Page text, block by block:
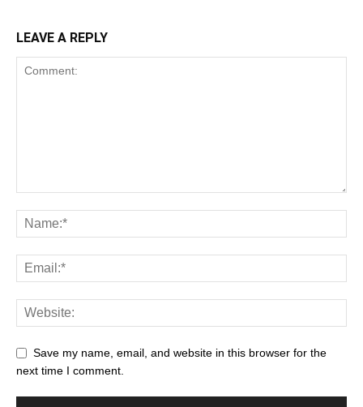
LEAVE A REPLY
Save my name, email, and website in this browser for the
next time I comment.